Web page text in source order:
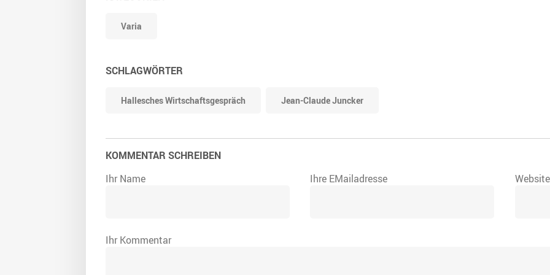
Varia
SCHLAGWÖRTER
Hallesches Wirtschaftsgespräch Jean-Claude Juncker
KOMMENTAR SCHREIBEN
Ihr Name
Ihre EMailadresse
Ihr Kommentar